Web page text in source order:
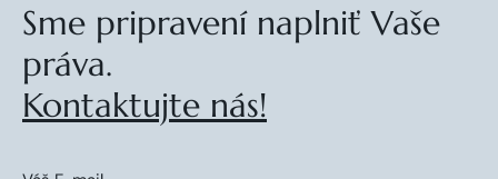
Sme pripravení naplniť Vaše
práva.
Kontaktujte nás!